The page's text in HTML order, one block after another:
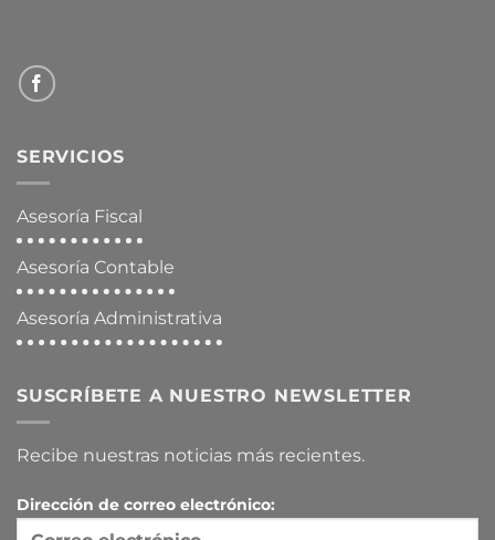
SERVICIOS
Asesoría Fiscal
Asesoría Contable
Asesoría Administrativa
SUSCRÍBETE A NUESTRO NEWSLETTER
Recibe nuestras noticias más recientes.
Dirección de correo electrónico: